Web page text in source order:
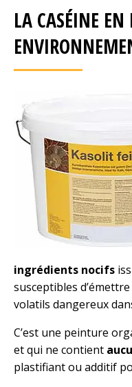
LA CASÉINE
ingrédients nocifs
susceptibles
volatils dangereux
C’est une peinture
et qui ne contient
plastifiant ou additif